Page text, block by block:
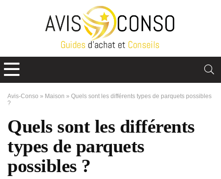
Avis-Conso » Maison » Quels sont les différents types de parquets possibles
?
Quels sont les différents
types de parquets
possibles ?